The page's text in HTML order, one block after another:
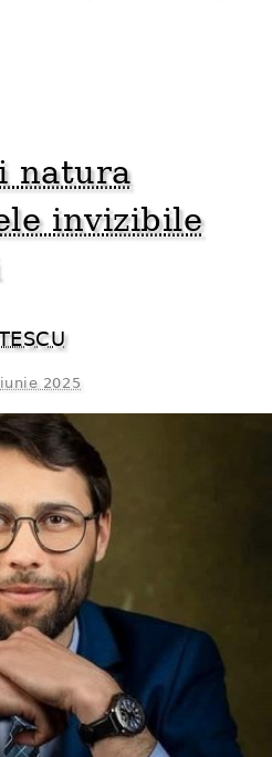
natura
invizibile
2025